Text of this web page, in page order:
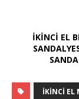
İKİNCİ EL
IKINCI EL